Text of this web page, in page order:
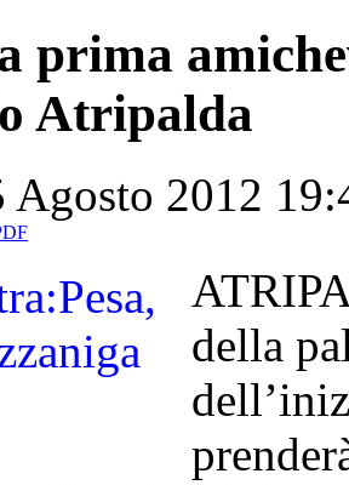
prima
Atripalda
Agosto 2012
della